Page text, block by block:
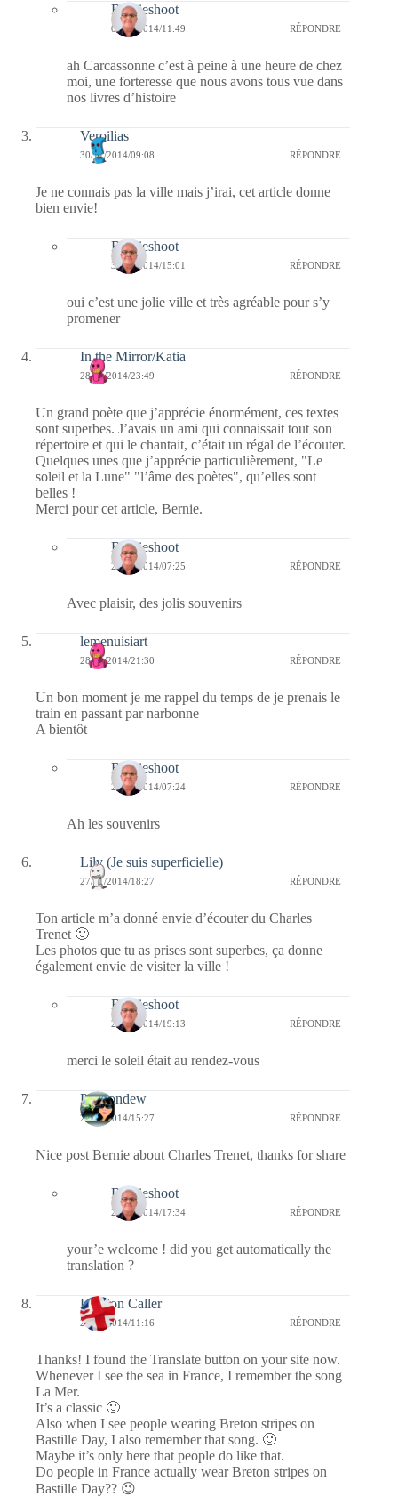
Bernieshoot
01/12/2014/11:49 RÉPONDRE
ah Carcassonne c’est à peine à une heure de chez
moi, une forteresse que nous avons tous vue dans
nos livres d’histoire
Veroilias
30/11/2014/09:08 RÉPONDRE
Je ne connais pas la ville mais j’irai, cet article donne
bien envie!
Bernieshoot
30/11/2014/15:01 RÉPONDRE
oui c’est une jolie ville et très agréable pour s’y
promener
In the Mirror/Katia
28/11/2014/23:49 RÉPONDRE
Un grand poète que j’apprécie énormément, ces textes
sont superbes. J’avais un ami qui connaissait tout son
répertoire et qui le chantait, c’était un régal de l’écouter.
Quelques unes que j’apprécie particulièrement, "Le
soleil et la Lune" "l’âme des poètes", qu’elles sont
belles !
Merci pour cet article, Bernie.
Bernieshoot
29/11/2014/07:25 RÉPONDRE
Avec plaisir, des jolis souvenirs
lemenuisiart
28/11/2014/21:30 RÉPONDRE
Un bon moment je me rappel du temps de je prenais le
train en passant par narbonne
A bientôt
Bernieshoot
29/11/2014/07:24 RÉPONDRE
Ah les souvenirs
Lily (Je suis superficielle)
27/11/2014/18:27 RÉPONDRE
Ton article m’a donné envie d’écouter du Charles
Trenet 🙂
Les photos que tu as prises sont superbes, ça donne
également envie de visiter la ville !
Bernieshoot
27/11/2014/19:13 RÉPONDRE
merci le soleil était au rendez-vous
Passiondew
27/11/2014/15:27 RÉPONDRE
Nice post Bernie about Charles Trenet, thanks for share
Bernieshoot
27/11/2014/17:34 RÉPONDRE
your’e welcome ! did you get automatically the
translation ?
London Caller
27/11/2014/11:16 RÉPONDRE
Thanks! I found the Translate button on your site now.
Whenever I see the sea in France, I remember the song
La Mer.
It’s a classic 🙂
Also when I see people wearing Breton stripes on
Bastille Day, I also remember that song. 🙂
Maybe it’s only here that people do like that.
Do people in France actually wear Breton stripes on
Bastille Day?? 😉